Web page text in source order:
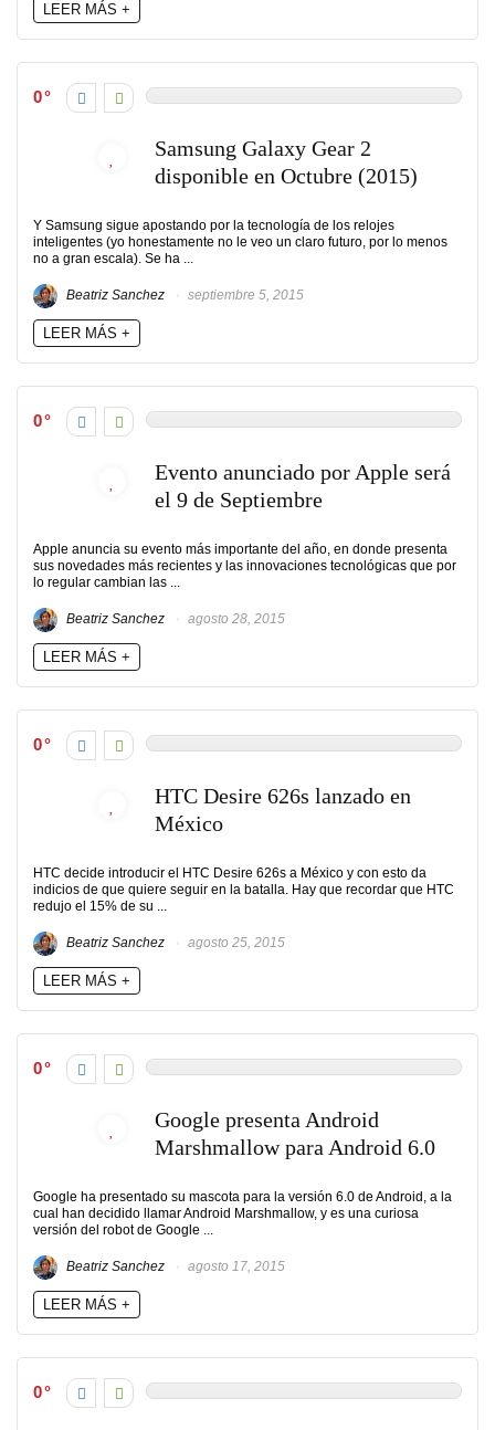
LEER MÁS +
0
Samsung Galaxy Gear 2
disponible en Octubre (2015)
Y Samsung sigue apostando por la tecnología de los relojes
inteligentes (yo honestamente no le veo un claro futuro, por lo menos
no a gran escala). Se ha ...
Beatriz Sanchez septiembre 5, 2015
LEER MÁS +
0
Evento anunciado por Apple será
el 9 de Septiembre
Apple anuncia su evento más importante del año, en donde presenta
sus novedades más recientes y las innovaciones tecnológicas que por
lo regular cambian las ...
Beatriz Sanchez agosto 28, 2015
LEER MÁS +
0
HTC Desire 626s lanzado en
México
HTC decide introducir el HTC Desire 626s a México y con esto da
indicios de que quiere seguir en la batalla. Hay que recordar que HTC
redujo el 15% de su ...
Beatriz Sanchez agosto 25, 2015
LEER MÁS +
0
Google presenta Android
Marshmallow para Android 6.0
Google ha presentado su mascota para la versión 6.0 de Android, a la
cual han decidido llamar Android Marshmallow, y es una curiosa
versión del robot de Google ...
Beatriz Sanchez agosto 17, 2015
LEER MÁS +
0